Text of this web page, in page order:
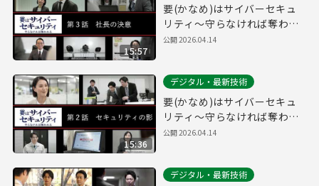
15:57
要(かなめ)はサイバーセキュ
リティ～守らなければ奪われ
る～第３話「社長の決意」(経
公開2026.04.14
15:36
デジタル・最新技術
要(かなめ)はサイバーセキュ
リティ～守らなければ奪われ
る～第２話「セキュリティの
公開2026.04.14
デジタル・最新技術